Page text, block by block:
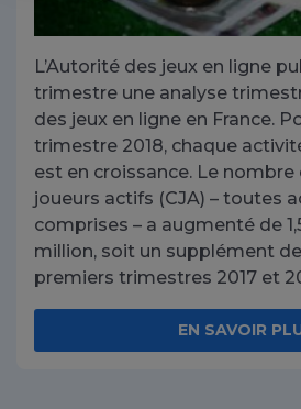
L’Autorité des jeux en ligne
trimestre une analyse
des jeux en ligne en France.
trimestre 2018, chaque
est en croissance. Le
joueurs actifs (CJA) – toutes
comprises – a augmenté de
million, soit un supplément
premiers trimestres 2017 et
EN SAVOIR